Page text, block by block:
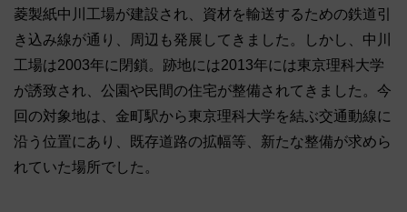
菱製紙中川工場が建設され、資材を輸送するための鉄道引
き込み線が通り、周辺も発展してきました。しかし、中川
工場は2003年に閉鎖。跡地には2013年には東京理科大学
が誘致され、公園や民間の住宅が整備されてきました。今
回の対象地は、金町駅から東京理科大学を結ぶ交通動線に
沿う位置にあり、既存道路の拡幅等、新たな整備が求めら
れていた場所でした。